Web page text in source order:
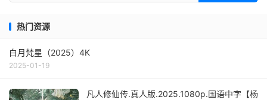
热门资源
白月梵星（2025）4K
2025-01-19
凡人修仙传.真人版.2025.1080p.国语中字【杨